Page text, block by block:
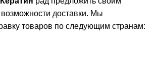
доставки. Мы
товаров по следующим странам: